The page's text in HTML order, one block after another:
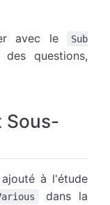
avec le
Sub
questions,
Sous-
à l'étude
dans la